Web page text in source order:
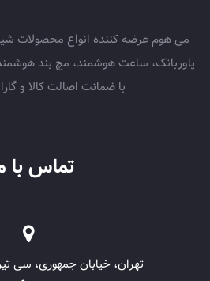
می هوم عرضه کننده انواع محصولات
پاوربانک، ساعت هوشمند، مچ بند
با ضمانت اصالت کالا و گارانتی 18
تماس با
تهران، خیابان جمهوری، سی